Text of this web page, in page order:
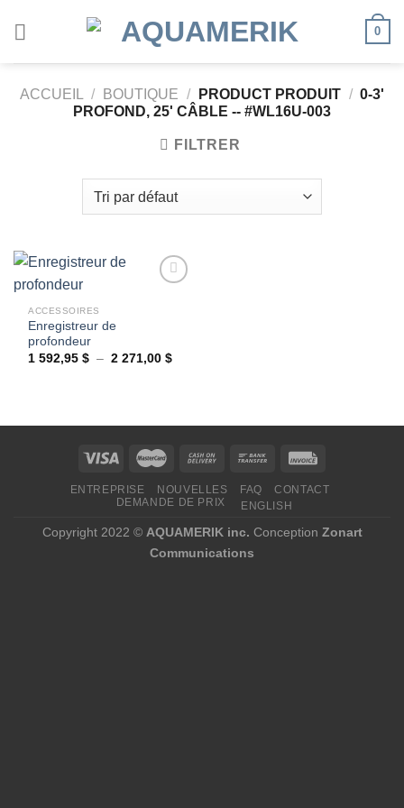
0
ACCUEIL / BOUTIQUE / PRODUCT PRODUIT / 0-3'
PROFOND, 25' CÂBLE -- #WL16U-003
FILTRER
wishlist
ACCESSOIRES
Enregistreur de
profondeur
1 592,95$ – 2 271,00$Plage
2
ENTREPRISE NOUVELLES FAQ
CONTACT
DEMANDE DE PRIX
ENGLISH
Copyright 2022 © AQUAMERIK inc. Conception Zonart
Communications